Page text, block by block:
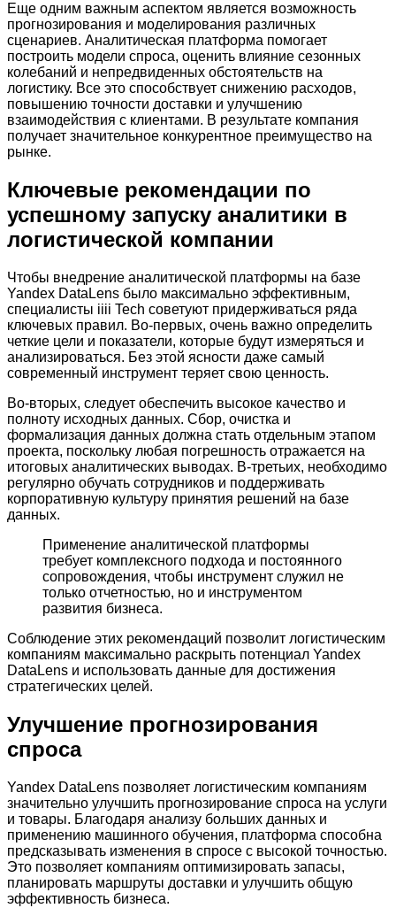
Еще одним важным аспектом является возможность
прогнозирования и моделирования различных
сценариев. Аналитическая платформа помогает
построить модели спроса, оценить влияние сезонных
колебаний и непредвиденных обстоятельств на
логистику. Все это способствует снижению расходов,
повышению точности доставки и улучшению
взаимодействия с клиентами. В результате компания
получает значительное конкурентное преимущество на
рынке.
Ключевые рекомендации по
успешному запуску аналитики в
логистической компании
Чтобы внедрение аналитической платформы на базе
Yandex DataLens было максимально эффективным,
специалисты iiii Tech советуют придерживаться ряда
ключевых правил. Во-первых, очень важно определить
четкие цели и показатели, которые будут измеряться и
анализироваться. Без этой ясности даже самый
современный инструмент теряет свою ценность.
Во-вторых, следует обеспечить высокое качество и
полноту исходных данных. Сбор, очистка и
формализация данных должна стать отдельным этапом
проекта, поскольку любая погрешность отражается на
итоговых аналитических выводах. В-третьих, необходимо
регулярно обучать сотрудников и поддерживать
корпоративную культуру принятия решений на базе
данных.
Применение аналитической платформы
требует комплексного подхода и постоянного
сопровождения, чтобы инструмент служил не
только отчетностью, но и инструментом
развития бизнеса.
Соблюдение этих рекомендаций позволит логистическим
компаниям максимально раскрыть потенциал Yandex
DataLens и использовать данные для достижения
стратегических целей.
Улучшение прогнозирования
спроса
Yandex DataLens позволяет логистическим компаниям
значительно улучшить прогнозирование спроса на услуги
и товары. Благодаря анализу больших данных и
применению машинного обучения, платформа способна
предсказывать изменения в спросе с высокой точностью.
Это позволяет компаниям оптимизировать запасы,
планировать маршруты доставки и улучшить общую
эффективность бизнеса.